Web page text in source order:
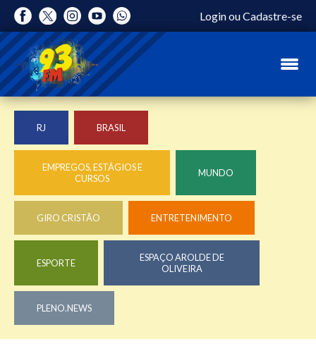
LoginouCadastre-se
RJ BRASIL
EMPREGOS, ESTÁGIOS E
CURSOS
MUNDO
GIRO CRISTÃO ENTRETENIMENTO
ESPORTE
ESPAÇO AROLDE DE
OLIVEIRA
PLENO.NEWS